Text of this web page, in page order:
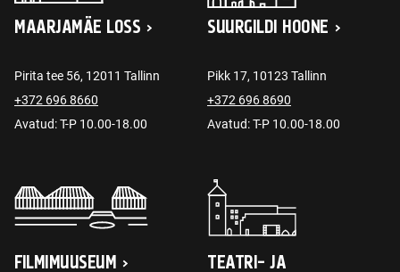
MAARJAMÄE LOSS
Pirita tee 56, 12011 Tallinn
+372 696 8660
Avatud: T-P 10.00-18.00
SUURGILDI HOONE
Pikk 17, 10123 Tallinn
+372 696 8690
Avatud: T-P 10.00-18.00
FILMIMUUSEUM
TEATRI- JA